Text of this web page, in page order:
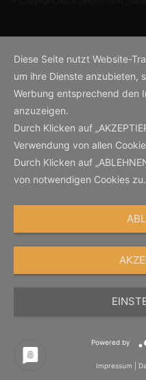
Diese Seite nutzt Website-
um ihre Dienste anzubieten,
Werbung entsprechend den
anzuzeigen.
Durch Klicken auf
Verwendung von allen
Durch Klicken auf
von notwendigen Cookies zu.
Powered by
Impressum